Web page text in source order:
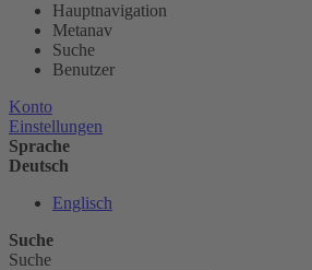
Hauptnavigation
Metanav
Suche
Benutzer
Konto
Einstellungen
Sprache
Deutsch
Englisch
Suche
Suche